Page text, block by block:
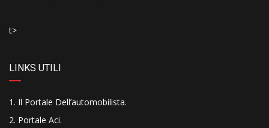
t>
LINKS UTILI
Il Portale Dell’automobilista.
Portale Aci.